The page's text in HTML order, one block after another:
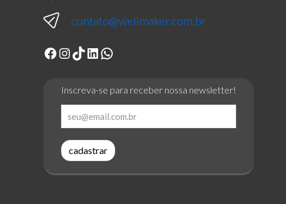
contato@wellmaker.com.br
Facebook
Instagram
TikTok
LinkedIn
WhatsApp
Inscreva-se para receber nossa newsletter!
cadastrar